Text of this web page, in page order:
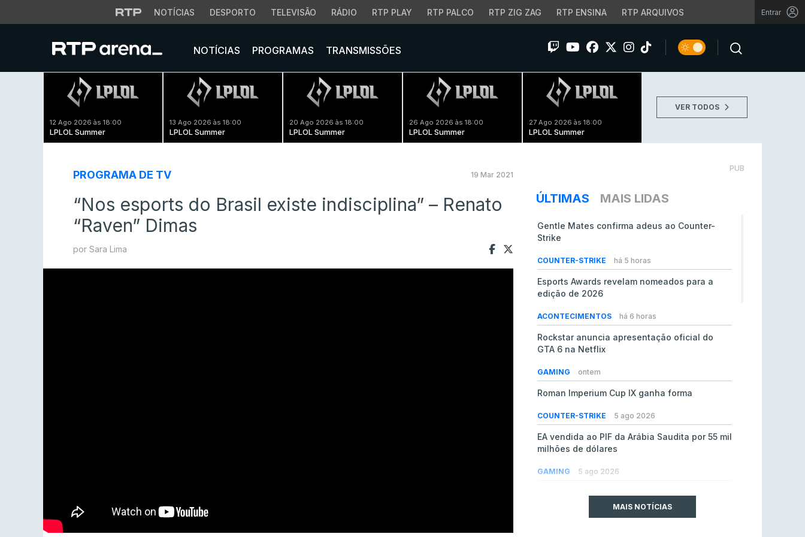
NOTÍCIAS DESPORTO TELEVISÃO RÁDIO RTP PLAY RTP PALCO RTP ZIG ZAG RTP ENSINA RTP ARQUIVOS Entrar
NOTÍCIAS PROGRAMAS TRANSMISSÕES
12 Ago 2026 às 18:00
LPLOL Summer
13 Ago 2026 às 18:00
LPLOL Summer
20 Ago 2026 às 18:00
LPLOL Summer
26 Ago 2026 às 18:00
LPLOL Summer
27 Ago 2026 às 18:00
LPLOL Summer
VER TODOS
PROGRAMA DE TV 19 Mar 2021
“Nos esports do Brasil existe indisciplina” – Renato
“Raven” Dimas
por Sara Lima
PUB
ÚLTIMAS MAIS LIDAS
Gentle Mates confirma adeus ao Counter-
Strike
COUNTER-STRIKE há 5 horas
Esports Awards revelam nomeados para a
edição de 2026
ACONTECIMENTOS há 6 horas
Rockstar anuncia apresentação oficial do
GTA 6 na Netflix
GAMING ontem
Roman Imperium Cup IX ganha forma
COUNTER-STRIKE 5 ago 2026
EA vendida ao PIF da Arábia Saudita por 55 mil
milhões de dólares
GAMING 5 ago 2026
MAIS NOTÍCIAS